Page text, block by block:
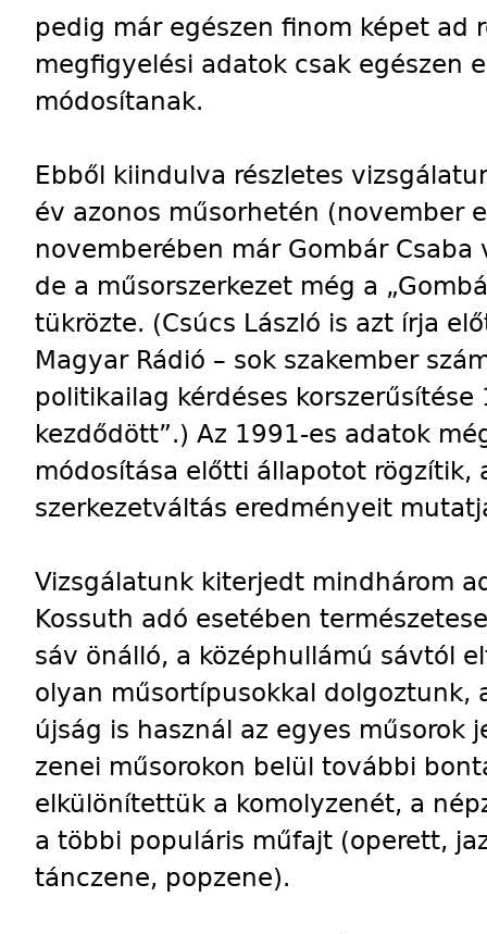
pedig már egészen finom képet ad
megfigyelési adatok csak egészen
módosítanak.
Ebből kiindulva részletes
év azonos műsorhetén (november
novemberében már Gombár
de a műsorszerkezet még a
tükrözte. (Csúcs László is azt írja
Magyar Rádió – sok szakember
politikailag kérdéses
kezdődött”.) Az 1991-es adatok
módosítása előtti állapotot rögzítik,
szerkezetváltás eredményeit
Vizsgálatunk kiterjedt mindhárom
Kossuth adó esetében
sáv önálló, a középhullámú sávtól
olyan műsortípusokkal dolgoztunk,
újság is használ az egyes műsorok
zenei műsorokon belül további
elkülönítettük a komolyzenét, a
a többi populáris műfajt (operett,
tánczene, popzene).